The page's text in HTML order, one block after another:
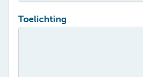
Toelichting